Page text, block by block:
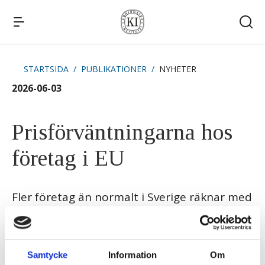
Samtycke Information Om
Kontakt
STARTSIDA PUBLIKATIONER NYHETER
2026-06-03
Prisförväntningarna hos
företag i EU
Fler företag än normalt i Sverige räknar med
att höja sina priser de kommande tre
månaderna, enligt Konjunkturbarometern